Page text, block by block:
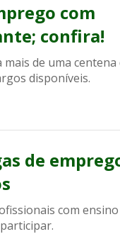
com
confira!
de uma centena
disponíveis.
de
com ensino